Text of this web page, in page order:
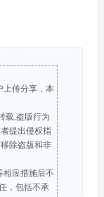
上传分享，本
载,盗版行为
提出侵权指
除盗版和非
相应措施后不
，包括不承